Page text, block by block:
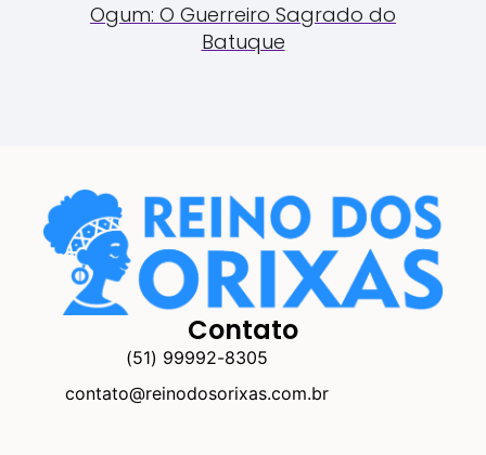
Ogum: O Guerreiro Sagrado do
Batuque
Contato
(51) 99992-8305
contato@reinodosorixas.com.br